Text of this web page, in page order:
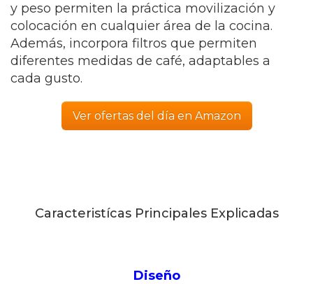
y peso permiten la práctica movilización y
colocación en cualquier área de la cocina.
Además, incorpora filtros que permiten
diferentes medidas de café, adaptables a
cada gusto.
Ver ofertas del día en Amazon
Caracteristícas Principales Explicadas
Diseño